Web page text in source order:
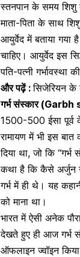
स्तनपानके समय शिशु
माता-पिता के साथ
आयुर्वेद में बताया गया
चाहिए। आयुर्वेद इस
पति-पत्नी गर्भावस्था
और पढ़ें :सिजेरियन के
गर्भ संस्कार (Garbh
1500-500 ईसा पूर्व
रामायण में भी इस
दिया था, जो कि
कथा है कि कैसे अर्जुन
गर्भ में ही थे। यह
को माना था।
भारत में ऐसी अनेक
देखते हुए ही आज गर्भ
ऑफलाइन ज्वॉइन